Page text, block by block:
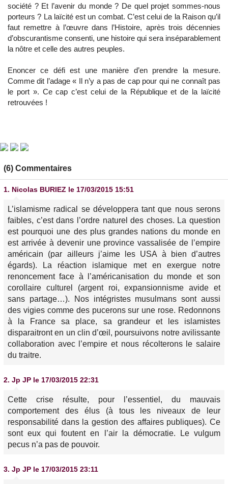
société ? Et l’avenir du monde ? De quel projet sommes-nous
porteurs ? La laïcité est un combat. C’est celui de la Raison qu’il
faut remettre à l’œuvre dans l’Histoire, après trois décennies
d’obscurantisme consenti, une histoire qui sera inséparablement
la nôtre et celle des autres peuples.
Enoncer ce défi est une manière d’en prendre la mesure.
Comme dit l’adage « Il n’y a pas de cap pour qui ne connaît pas
le port ». Ce cap c’est celui de la République et de la laïcité
retrouvées !
(6) Commentaires
1. Nicolas BURIEZ le 17/03/2015 15:51
L’islamisme radical se développera tant que nous serons
faibles, c’est dans l’ordre naturel des choses. La question
est pourquoi une des plus grandes nations du monde en
est arrivée à devenir une province vassalisée de l’empire
américain (par ailleurs j’aime les USA à bien d’autres
égards). La réaction islamique met en exergue notre
renoncement face à l’américanisation du monde et son
corollaire culturel (argent roi, expansionnisme avide et
sans partage…). Nos intégristes musulmans sont aussi
des vigies comme des pucerons sur une rose. Redonnons
à la France sa place, sa grandeur et les islamistes
disparaitront en un clin d’œil, poursuivons notre avilissante
collaboration avec l’empire et nous récolterons le salaire
du traitre.
2. Jp JP le 17/03/2015 22:31
Cette crise résulte, pour l’essentiel, du mauvais
comportement des élus (à tous les niveaux de leur
responsabilité dans la gestion des affaires publiques). Ce
sont eux qui foutent en l’air la démocratie. Le vulgum
pecus n’a pas de pouvoir.
3. Jp JP le 17/03/2015 23:11